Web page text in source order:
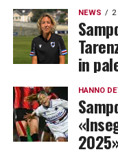
NEWS
in
HANNO